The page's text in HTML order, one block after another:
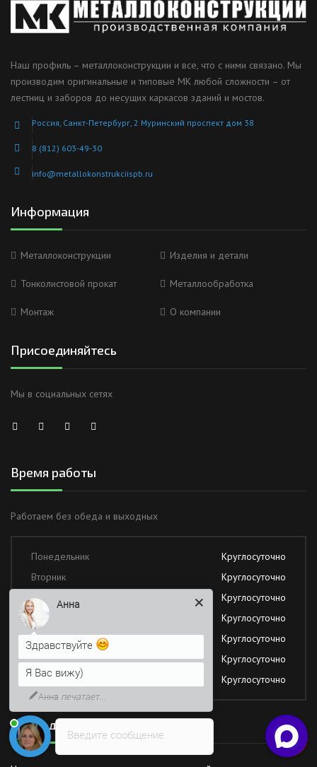
Наш профиль – металлоконструкции и все, что с ними связано. Мы
производим оригинальные и типовые МК любой сложности – от
лестниц и заборов до несущих каркасов зданий и мостов.
Россия, Санкт-Петербург, 2 Муринский проспект дом 38
8 (812) 603-49-30
info@metallokonstrukciispb.ru
Информация
Металлоконструкции Изделия и детали
Тонколистовой прокат Металлообработка
Монтаж О компании
Присоединяйтесь
Мы в социальных сетях
Время работы
Работаем без обеда и выходных
Понедельник
Круглосуточно
Вторник
Круглосуточно
Среда
Круглосуточно
Четверг
Круглосуточно
Пятница
Круглосуточно
Суббота
Круглосуточно
Воскресение
Круглосуточно
Последние новости
Введите сообщение
Анна
Здравствуйте
Я Вас вижу)
Анна печатает...